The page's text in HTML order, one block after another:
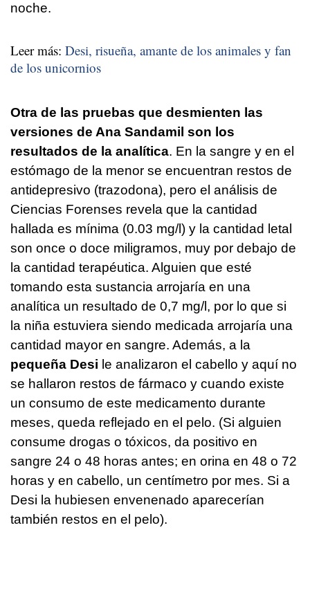
noche.
Leer más: Desi, risueña, amante de los animales y fan
de los unicornios
Otra de las pruebas que desmienten las
versiones de Ana Sandamil son los
resultados de la analítica. En la sangre y en el
estómago de la menor se encuentran restos de
antidepresivo (trazodona), pero el análisis de
Ciencias Forenses revela que la cantidad
hallada es mínima (0.03 mg/l) y la cantidad letal
son once o doce miligramos, muy por debajo de
la cantidad terapéutica. Alguien que esté
tomando esta sustancia arrojaría en una
analítica un resultado de 0,7 mg/l, por lo que si
la niña estuviera siendo medicada arrojaría una
cantidad mayor en sangre. Además, a la
pequeña Desi le analizaron el cabello y aquí no
se hallaron restos de fármaco y cuando existe
un consumo de este medicamento durante
meses, queda reflejado en el pelo. (Si alguien
consume drogas o tóxicos, da positivo en
sangre 24 o 48 horas antes; en orina en 48 o 72
horas y en cabello, un centímetro por mes. Si a
Desi la hubiesen envenenado aparecerían
también restos en el pelo).